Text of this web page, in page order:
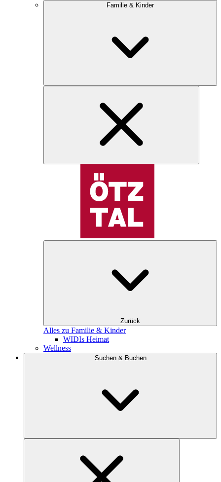
Familie & Kinder
Zurück
Alles zu Familie & Kinder
WIDIs Heimat
Wellness
Suchen & Buchen